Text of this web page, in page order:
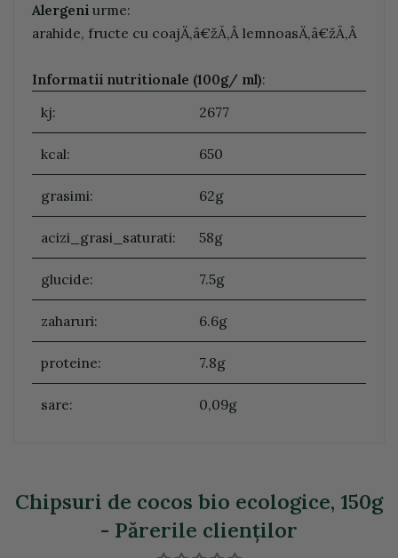
Alergeni urme:
arahide, fructe cu coajÄ‚â€žĂ‚Â lemnoasÄ‚â€žĂ‚Â
Informatii nutritionale (100g/ ml):
kj:
2677
kcal: 650
grasimi: 62g
acizi_grasi_saturati: 58g
glucide: 7.5g
zaharuri: 6.6g
proteine: 7.8g
sare: 0,09g
Chipsuri de cocos bio ecologice, 150g
- Părerile clienţilor